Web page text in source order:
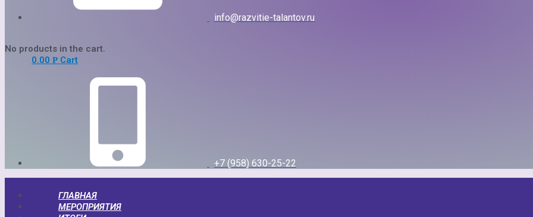
info@razvitie-talantov.ru
No products in the cart.
0.00 Р Cart
+7 (958) 630-25-22
ГЛАВНАЯ
МЕРОПРИЯТИЯ